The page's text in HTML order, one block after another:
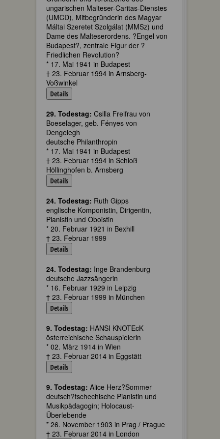
ungarischen Malteser-Caritas-Dienstes
(UMCD), Mitbegründerin des Magyar
Máltai Szeretet Szolgálat (MMSz) und
Dame des Malteserordens. ?Engel von
Budapest?, zentrale Figur der ?
Friedlichen Revolution?
* 17. Mai 1941 in Budapest
† 23. Februar 1994 in Arnsberg-
Voßwinkel
Details
29. Todestag: Csilla Freifrau von
Boeselager, geb. Fényes von
Dengelegh
deutsche Philanthropin
* 17. Mai 1941 in Budapest
† 23. Februar 1994 in Schloß
Höllinghofen b. Arnsberg
Details
24. Todestag: Ruth Gipps
englische Komponistin, Dirigentin,
Pianistin und Oboistin
* 20. Februar 1921 in Bexhill
† 23. Februar 1999
Details
24. Todestag: Inge Brandenburg
deutsche Jazzsängerin
* 16. Februar 1929 in Leipzig
† 23. Februar 1999 in München
Details
9. Todestag: HANSI KNOTEcK
österreichische Schauspielerin
* 02. März 1914 in Wien
† 23. Februar 2014 in Eggstätt
Details
9. Todestag: Alice Herz?Sommer
deutsch?tschechische Pianistin und
Musikpädagogin; Holocaust-
Überlebende
* 26. November 1903 in Prag / Prague
† 23. Februar 2014 in London